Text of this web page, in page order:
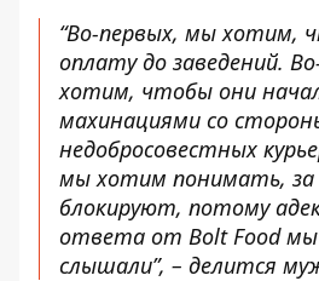
“Во-первых, мы хотим,
оплату до заведений.
хотим, чтобы они
махинациями со
недобросовестных
мы хотим понимать,
блокируют, потому
ответа от Bolt Food мы
слышали”, – делится